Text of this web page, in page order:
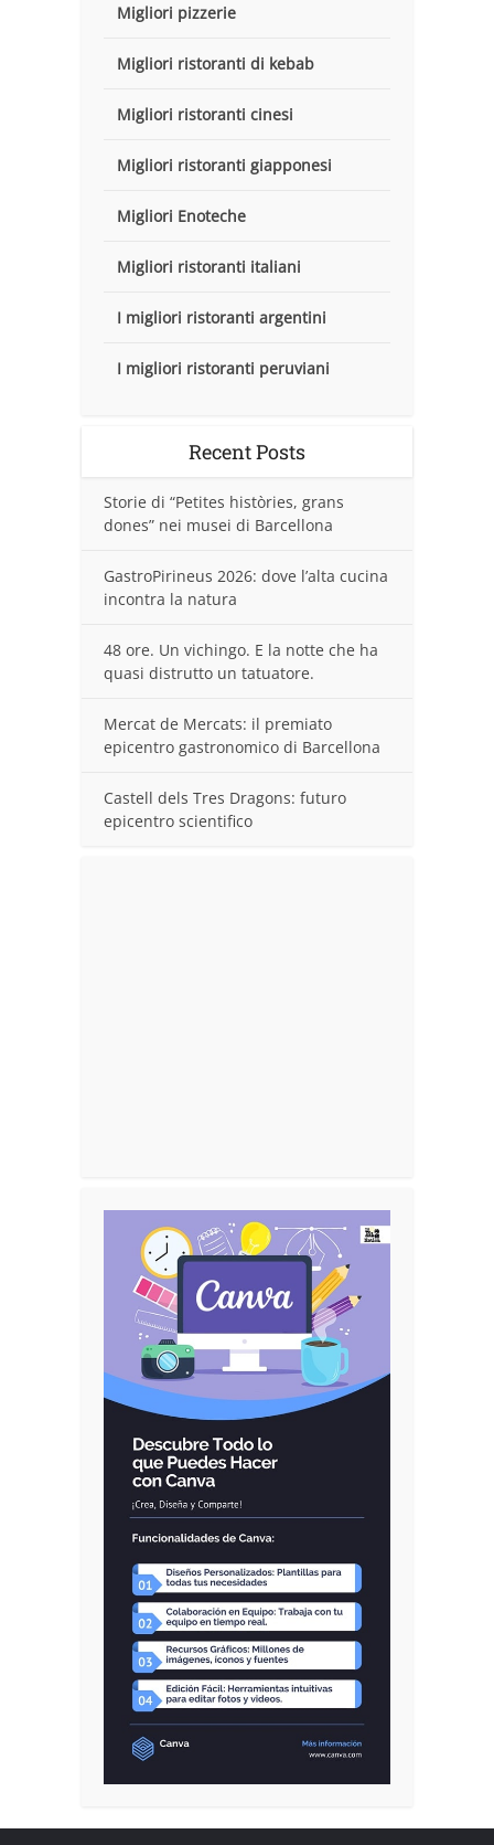
Migliori pizzerie
Migliori ristoranti di kebab
Migliori ristoranti cinesi
Migliori ristoranti giapponesi
Migliori Enoteche
Migliori ristoranti italiani
I migliori ristoranti argentini
I migliori ristoranti peruviani
Recent Posts
Storie di “Petites històries, grans
dones” nei musei di Barcellona
GastroPirineus 2026: dove l’alta cucina
incontra la natura
48 ore. Un vichingo. E la notte che ha
quasi distrutto un tatuatore.
Mercat de Mercats: il premiato
epicentro gastronomico di Barcellona
Castell dels Tres Dragons: futuro
epicentro scientifico